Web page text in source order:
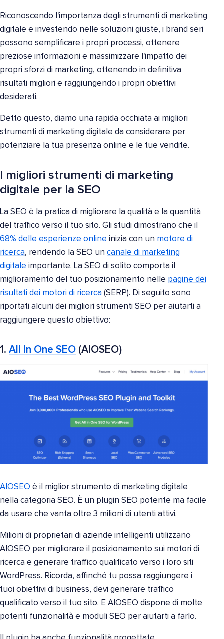
Riconoscendo l'importanza degli strumenti di marketing
digitale e investendo nelle soluzioni giuste, i brand seri
possono semplificare i propri processi, ottenere
preziose informazioni e massimizzare l'impatto dei
propri sforzi di marketing, ottenendo in definitiva
risultati migliori e raggiungendo i propri obiettivi
desiderati.
Detto questo, diamo una rapida occhiata ai migliori
strumenti di marketing digitale da considerare per
potenziare la tua presenza online e le tue vendite.
I migliori strumenti di marketing
digitale per la SEO
La SEO è la pratica di migliorare la qualità e la quantità
del traffico verso il tuo sito. Gli studi dimostrano che il
68% delle esperienze online inizia con un motore di
ricerca, rendendo la SEO un canale di marketing
digitale importante. La SEO di solito comporta il
miglioramento del tuo posizionamento nelle pagine dei
risultati dei motori di ricerca (SERP). Di seguito sono
riportati alcuni dei migliori strumenti SEO per aiutarti a
raggiungere questo obiettivo:
1. All In One SEO (AIOSEO)
AIOSEO è il miglior strumento di marketing digitale
nella categoria SEO. È un plugin SEO potente ma facile
da usare che vanta oltre 3 milioni di utenti attivi.
Milioni di proprietari di aziende intelligenti utilizzano
AIOSEO per migliorare il posizionamento sui motori di
ricerca e generare traffico qualificato verso i loro siti
WordPress. Ricorda, affinché tu possa raggiungere i
tuoi obiettivi di business, devi generare traffico
qualificato verso il tuo sito. E AIOSEO dispone di molte
potenti funzionalità e moduli SEO per aiutarti a farlo.